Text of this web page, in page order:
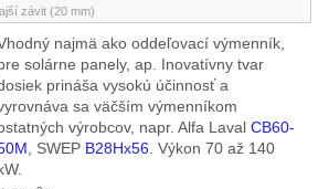
závit (20 mm)
najmä ako oddeľovací výmenník,
solárne panely, ap. Inovatívny tvar
prináša vysokú účinnosť a
sa väčším výmenníkom
výrobcov, napr. Alfa Laval CB60-
, SWEP B28Hx56. Výkon 70 až 140
kW.